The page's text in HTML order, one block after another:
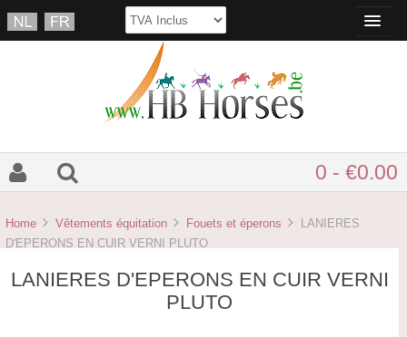
0 - €0.00
Home Vêtements équitation Fouets et éperons
LANIERES
D'EPERONS EN CUIR VERNI PLUTO
LANIERES D'EPERONS EN CUIR VERNI
PLUTO